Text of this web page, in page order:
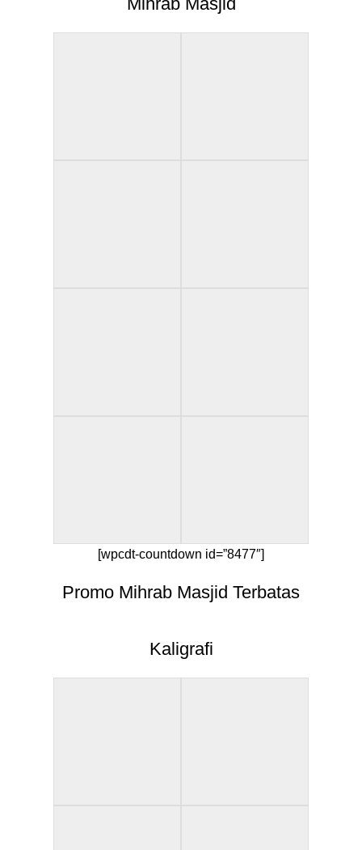
[wpcdt-countdown id=”8477″]
Promo Mihrab Masjid Terbatas
Kaligrafi